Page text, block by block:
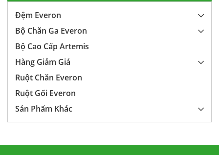
Đệm Everon
Bộ Chăn Ga Everon
Bộ Cao Cấp Artemis
Hàng Giảm Giá
Ruột Chăn Everon
Ruột Gối Everon
Sản Phẩm Khác